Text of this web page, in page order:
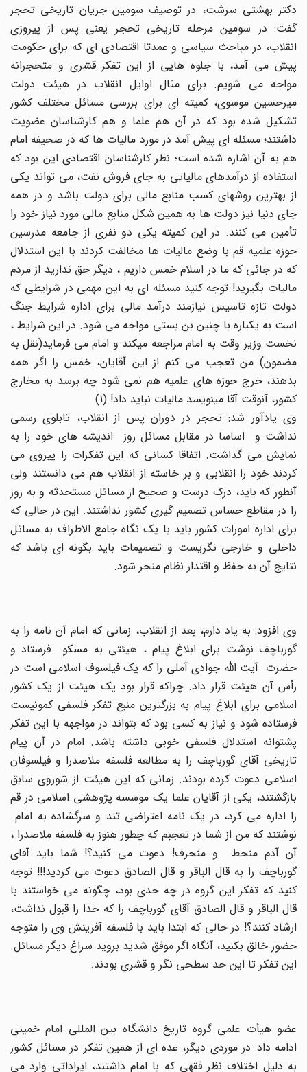
دکتر بهشتی سرشت، در توصیف سومین جریان تاریخی تحجر
گفت: در سومین مرحله تاریخی تحجر یعنی پس از پیروزی
انقلاب، در مباحث سیاسی و عمدتا اقتصادی ای که برای حکومت
پیش می آمد، با جلوه هایی از این تفکر قشری و متحجرانه
مواجه می شویم. برای مثال اوایل انقلاب در هیئت دولت
میرحسین موسوی، کمیته ای برای بررسی مسائل مختلف کشور
تشکیل شده بود که در آن هم علما و هم کارشناسان عضویت
داشتند؛ مسئله ای پیش آمد در مورد مالیات ها که در صحیفه امام
هم به آن اشاره شده است؛ نظر کارشناسان اقتصادی این بود که
استفاده از درآمدهای مالیاتی به جای فروش نفت، می تواند یکی
از بهترین روشهای کسب منابع مالی برای دولت باشد و در همه
جای دنیا نیز دولت ها به همین شکل منابع مالی مورد نیاز خود را
تأمین می کنند. در این کمیته یکی دو نفری از جامعه مدرسین
حوزه علمیه قم با وضع مالیات ها مخالفت کردند با این استدلال
که در جائی که ما در اسلام خمس داریم ، دیگر حق ندارید از مردم
مالیات بگیرید! توجه کنید مسئله ای به این مهمی در شرایطی که
دولت تازه تاسیس نیازمند درآمد مالی برای اداره شرایط جنگ
است به یکباره با چنین بن بستی مواجه می شود. در این شرایط ،
نخست وزیر وقت به امام مراجعه میکند و امام می فرماید(نقل به
مضمون) من تعجب می کنم از این آقایان، خمس را اگر همه
بدهند، خرج حوزه های علمیه هم نمی شود چه برسد به مخارج
کشور، آنوقت آقا مینویسد مالیات نباید داد! (1)
وی یادآور شد: تحجر در دوران پس از انقلاب، تابلوی رسمی
نداشت و اساسا در مقابل مسائل روز اندیشه های خود را به
نمایش می گذاشت. اتفاقا کسانی که این تفکرات را پیروی می
کردند خود را انقلابی و بر خاسته از انقلاب هم می دانستند ولی
آنطور که باید، درک درست و صحیح از مسائل مستحدثه و به روز
را در مقاطع حساس تصمیم گیری کشور نداشتند. این در حالی که
برای اداره امورات کشور باید با یک نگاه جامع الاطراف به مسائل
داخلی و خارجی نگریست و تصمیمات باید بگونه ای باشد که
نتایج آن به حفظ و اقتدار نظام منجر شود.
وی افزود: به یاد دارم، بعد از انقلاب، زمانی که امام آن نامه را به
گورباچف نوشت برای ابلاغ پیام ، هیئتی به مسکو فرستاد و
حضرت آیت الله جوادی آملی را که یک فیلسوف اسلامی است در
رأس آن هیئت قرار داد. چراکه قرار بود یک هیئت از یک کشور
اسلامی برای ابلاغ پیام به بزرگترین منبع تفکر فلسفی کمونیست
فرستاده شود و نیاز به کسی بود که بتواند در مواجهه با این تفکر
پشتوانه استدلال فلسفی خوبی داشته باشد. امام در آن پیام
تاریخی آقای گورباچف را به مطالعه فلسفه ملاصدرا و فیلسوفان
اسلامی دعوت کرده بودند. زمانی که این هیئت از شوروی سابق
بازگشتند، یکی از آقایان علما یک موسسه پژوهشی اسلامی در قم
را اداره می کرد، در یک نامه اعتراضی تند و سرگشاده به امام
نوشتند که من از شما در تعجبم که چطور هنوز به فلسفه ملاصدرا ،
آن آدم منحط و منحرف! دعوت می کنید؟! شما باید آقای
گورباچف را به قال الباقر و قال الصادق دعوت می کردید!!! توجه
کنید که تفکر این گروه در چه حدی بود، چگونه می خواستند با
قال الباقر و قال الصادق آقای گورباچف را که خدا را قبول نداشت،
ارشاد کنند؟! در حالی که ابتدا باید با فلسفه آفرینش وی را متوجه
حضور خالق بکنید، آنگاه اگر موفق شدید بروید سراغ دیگر مسائل.
این تفکر تا این حد سطحی نگر و قشری بودند.
عضو هیأت علمی گروه تاریخ دانشگاه بین المللی امام خمینی
ادامه داد: در موردی دیگر، عده ای از همین تفکر در مسائل کشور
به دلیل اختلاف نظر فقهی که با امام داشتند، ایراداتی وارد می